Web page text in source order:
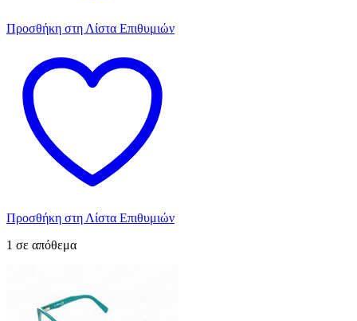
Προσθήκη στη Λίστα Επιθυμιών
Προσθήκη στη Λίστα Επιθυμιών
1 σε απόθεμα